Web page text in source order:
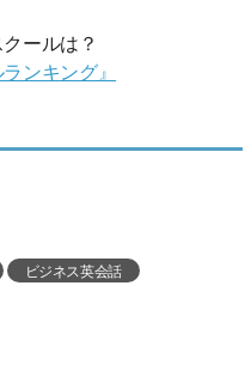
ールは？
ンキング』
ビジネス英会話